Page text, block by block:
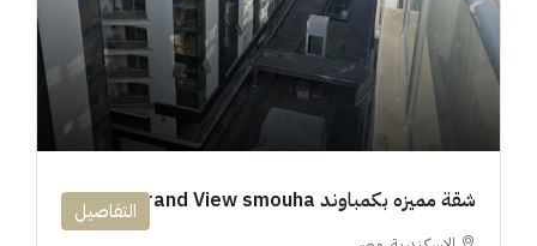
شقة مميزه بكمباوند 194m Grand View smouha التفاصيل